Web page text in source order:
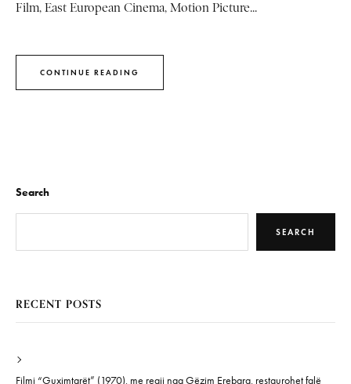
Film, East European Cinema, Motion Picture...
CONTINUE READING
Search
SEARCH
RECENT POSTS
Filmi “Guximtarët” (1970), me regji nga Gëzim Erebara, restaurohet falë